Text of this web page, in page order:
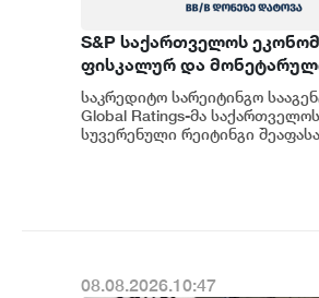
S&P საქართველოს
ფისკალურ და
პოლიტიკის ჩარჩოს კვლავ
გონივრულად და
აფასებს
საკრედიტო სარეიტინგო
Global Ratings-მა საქართველოს
სუვერენული რეიტინგი
08.08.2026.10:47